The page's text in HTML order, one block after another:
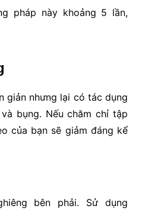
pháp này khoảng 5 lần,
giản nhưng lại có tác dụng
bụng. Nếu chăm chỉ tập
của bạn sẽ giảm đáng kể
bên phải. Sử dụng